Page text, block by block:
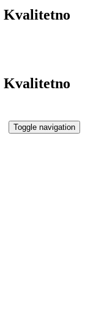
Kvalitetno
Kvalitetno
Toggle navigation